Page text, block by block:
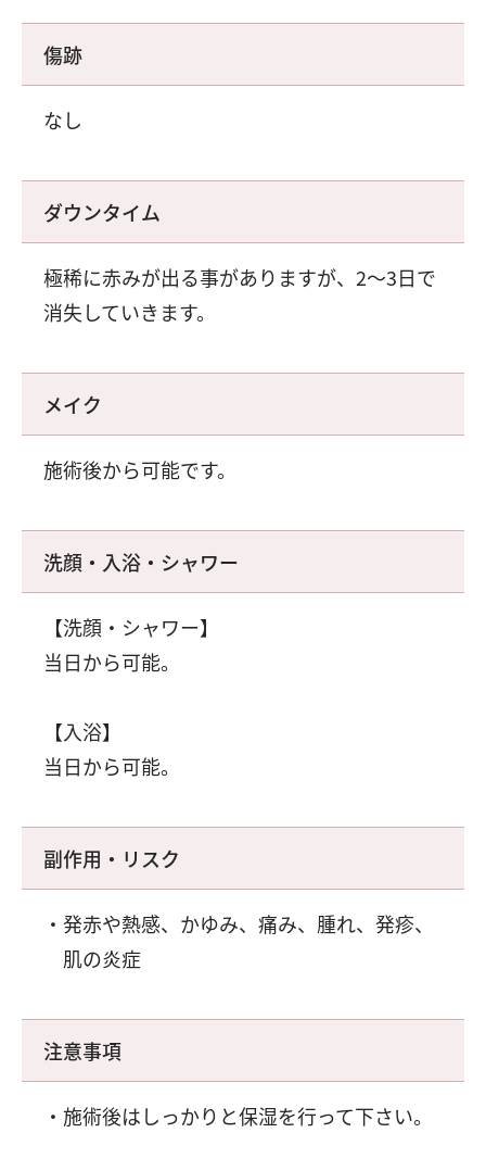
傷跡
なし
ダウンタイム
極稀に赤みが出る事がありますが、2～3日で
消失していきます。
メイク
施術後から可能です。
洗顔・入浴・シャワー
【洗顔・シャワー】
当日から可能。
【入浴】
当日から可能。
副作用・リスク
発赤や熱感、かゆみ、痛み、腫れ、発疹、
肌の炎症
注意事項
施術後はしっかりと保湿を行って下さい。